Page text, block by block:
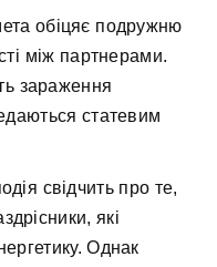
обіцяє подружню
між партнерами.
зараження
статевим
свідчить про те,
які
Однак